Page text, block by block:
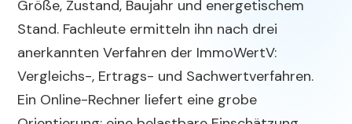
Größe, Zustand, Baujahr und energetischem
Stand. Fachleute ermitteln ihn nach drei
anerkannten Verfahren der ImmoWertV:
Vergleichs-, Ertrags- und Sachwertverfahren.
Ein Online-Rechner liefert eine grobe